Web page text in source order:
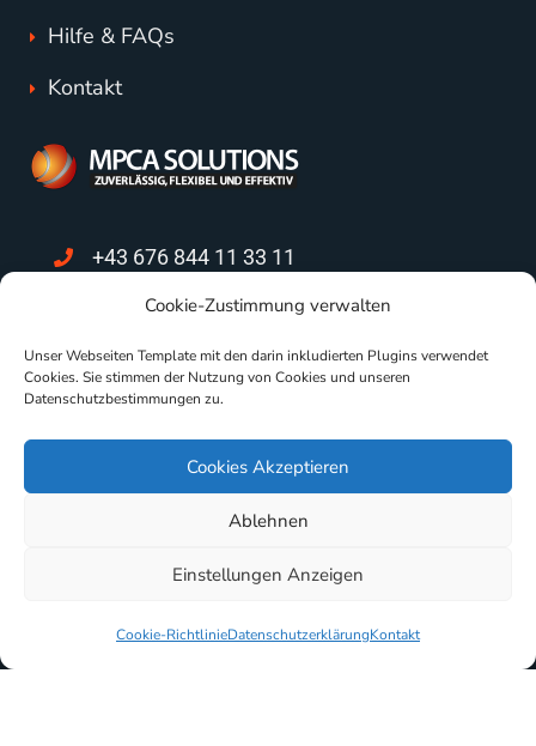
Cookie-Zustimmung verwalten
Unser Webseiten Template mit den darin inkludierten Plugins verwendet
Cookies. Sie stimmen der Nutzung von Cookies und unseren
Datenschutzbestimmungen zu.
Cookies Akzeptieren
Ablehnen
Einstellungen Anzeigen
Cookie-RichtlinieDatenschutzerklärungKontakt
Hilfe & FAQs
Kontakt
+43 676 844 11 33 11
support@mpca.at
Nikolaus Pacassi-Gasse 6/11
2700 Wiener Neustadt
2000 Stockerau
Copyright © 2025 All Rights Reserved